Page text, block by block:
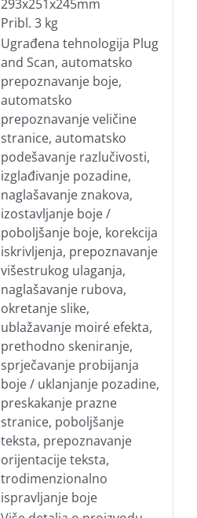
293x251x245mm
Pribl. 3 kg
Ugrađena tehnologija Plug
and Scan, automatsko
prepoznavanje boje,
automatsko
prepoznavanje veličine
stranice, automatsko
podešavanje razlučivosti,
izglađivanje pozadine,
naglašavanje znakova,
izostavljanje boje /
poboljšanje boje, korekcija
iskrivljenja, prepoznavanje
višestrukog ulaganja,
naglašavanje rubova,
okretanje slike,
ublažavanje moiré efekta,
prethodno skeniranje,
sprječavanje probijanja
boje / uklanjanje pozadine,
preskakanje prazne
stranice, poboljšanje
teksta, prepoznavanje
orijentacije teksta,
trodimenzionalno
ispravljanje boje